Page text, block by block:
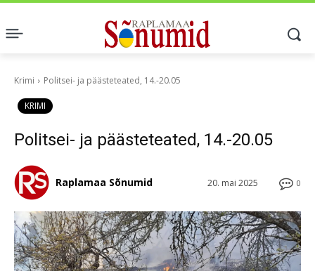
Krimi Politsei- ja päästeteated, 14.-20.05
KRIMI
Politsei- ja päästeteated, 14.-20.05
0
20. mai 2025
Raplamaa Sõnumid